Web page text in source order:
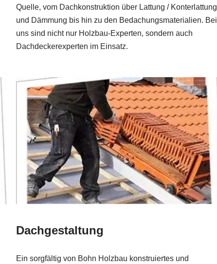
Quelle, vom Dachkonstruktion über Lattung / Konterlattung
und Dämmung bis hin zu den Bedachungsmaterialien. Bei
uns sind nicht nur Holzbau-Experten, sondern auch
Dachdeckerexperten im Einsatz.
Dachgestaltung
Ein sorgfältig von Bohn Holzbau konstruiertes und